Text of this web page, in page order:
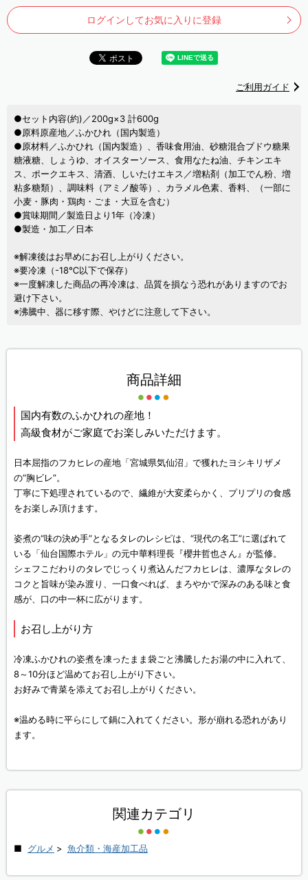
ログインしてお気に入りに登録
ご利用ガイド
●セット内容(約)／200g×3 計600g
●原料原産地／ふかひれ（国内製造）
●原材料／ふかひれ（国内製造）、香味食用油、砂糖混合ブドウ糖果
糖液糖、しょうゆ、オイスターソース、食用なたね油、チキンエキ
ス、ポークエキス、清酒、しいたけエキス／増粘剤（加工でん粉、増
粘多糖類）、調味料（アミノ酸等）、カラメル色素、香料、（一部に
小麦・豚肉・鶏肉・ごま・大豆を含む）
●賞味期間／製造日より1年（冷凍）
●製造・加工／日本
※解凍後はお早めにお召し上がりください。
※要冷凍（-18℃以下で保存）
※一度解凍した商品の再冷凍は、品質を損なう恐れがありますのでお
避け下さい。
※沸騰中、器に移す際、やけどに注意して下さい。
商品詳細
国内有数のふかひれの産地！
高級食材がご家庭でお楽しみいただけます。
日本屈指のフカヒレの産地「宮城県気仙沼」で獲れたヨシキリザメ
の“胸ビレ”。
丁寧に下処理されているので、繊維が大変柔らかく、プリプリの食感
をお楽しみ頂けます。
姿煮の“味の決め手”となるタレのレシピは、“現代の名工”に選ばれて
いる「仙台国際ホテル」の元中華料理長『櫻井哲也さん』が監修。
シェフこだわりのタレでじっくり煮込んだフカヒレは、濃厚なタレの
コクと旨味が染み渡り、一口食べれば、まろやかで深みのある味と食
感が、口の中一杯に広がります。
お召し上がり方
冷凍ふかひれの姿煮を凍ったまま袋ごと沸騰したお湯の中に入れて、
8～10分ほど温めてお召し上がり下さい。
お好みで青菜を添えてお召し上がりください。
※温める時に平らにして鍋に入れてください。形が崩れる恐れがあり
ます。
関連カテゴリ
グルメ > 魚介類・海産加工品